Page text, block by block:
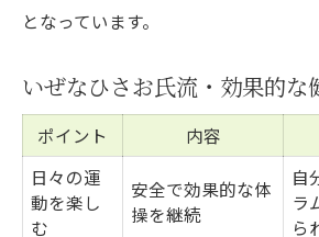
となっています。
いぜなひさお氏流・効果的な
ポイント 内容
日々の運
動を楽し
む
安全で効果的な体
操を継続
自
ラ
ら